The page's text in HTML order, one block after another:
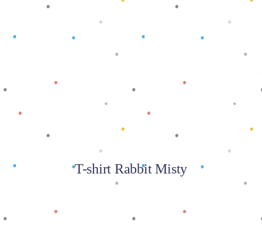
Baca selengkapnya
T-shirt Rabbit Misty